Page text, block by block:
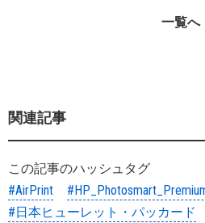
一覧へ
関連記事
この記事のハッシュタグ
#AirPrint
#日本ヒューレット・パッカード